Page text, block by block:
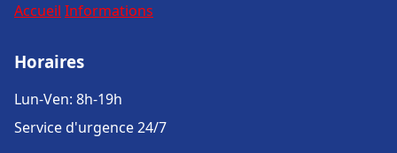
Accueil Informations
Horaires
Lun-Ven: 8h-19h
Service d'urgence 24/7